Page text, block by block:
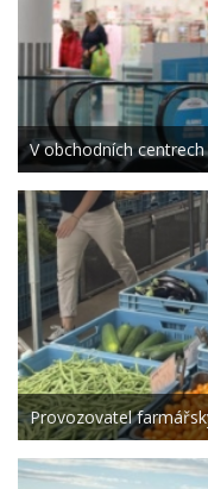
V obchodních
Provozovatel